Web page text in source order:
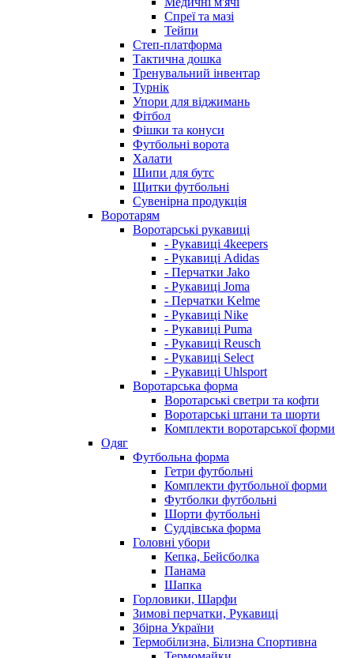
Спреї та мазі
Тейпи
Степ-платформа
Тактична дошка
Тренувальний інвентар
Турнік
Упори для віджимань
Фітбол
Фішки та конуси
Футбольні ворота
Халати
Шипи для бутс
Щитки футбольні
Сувенірна продукція
Воротарям
Воротарські рукавиці
- Рукавиці 4keepers
- Рукавиці Adidas
- Перчатки Jako
- Рукавиці Joma
- Перчатки Kelme
- Рукавиці Nike
- Рукавиці Puma
- Рукавиці Reusch
- Рукавиці Select
- Рукавиці Uhlsport
Воротарська форма
Воротарські светри та кофти
Воротарські штани та шорти
Комплекти воротарської форми
Одяг
Футбольна форма
Гетри футбольні
Комплекти футбольної форми
Футболки футбольні
Шорти футбольні
Суддівська форма
Головні убори
Кепка, Бейсболка
Панама
Шапка
Горловики, Шарфи
Зимові перчатки, Рукавиці
Збірна України
Термобілизна, Білизна Спортивна